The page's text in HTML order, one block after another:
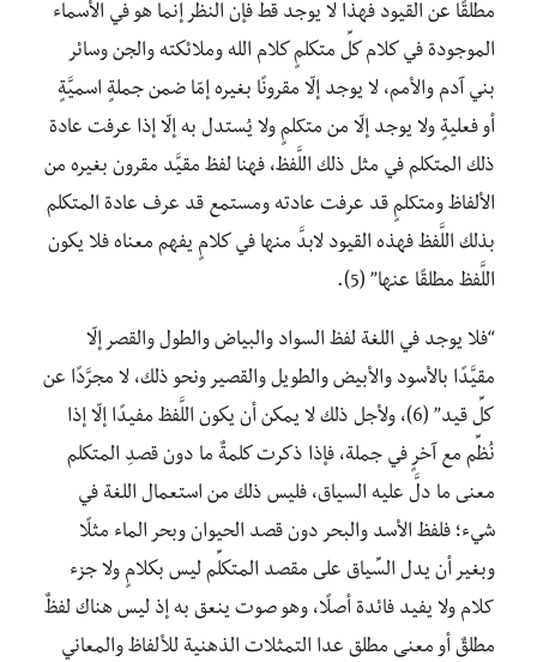
مطلقًا عن القيود فهذا لا يوجد قط فإن النظر إنَّما هو في الأسماء
الموجودة في كلام كلِّ متكلمٍ كلام الله وملائكته والجن وسائر
بني آدم والأمم، لا يوجد إلّا مقرونًا بغيره إمّا ضمن جملةٍ اسميَّةٍ
أو فعليةٍ ولا يوجد إلّا من متکلمٍ ولا يُستدل به إلّا إذا عرفت عادة
ذلك المتكلم في مثل ذلك اللَّفظ، فهنا لفظ مقیَّد مقرون بغيره من
الألفاظ ومتکلمٍ قد عرفت عادته ومستمع قد عرف عادة المتكلم
بذلك اللَّفظ فهذه القيود لابدَّ منها في كلامٍ يفهم معناه فلا يكون
اللَّفظ مطلقًا عنها” (5).
“فلا يوجد في اللغة لفظ السواد والبياض والطول والقصر إلّا
مقيَّدًا بالأسود والأبيض والطويل والقصير ونحو ذلك، لا مجرَّدًا عن
كلِّ قيد” (6)، ولأجل ذلك لا يمكن أن يكون اللَّفظ مفيدًا إلّا إذا
نُظِّم مع آخرٍ في جملة، فإذا ذكرت كلمةٌ ما دون قصدِ المتكلم
معنى ما دلَّ عليه السياق، فليس ذلك من استعمال اللغة في
شيء؛ فلفظ الأسد والبحر دون قصد الحيوان وبحر الماء مثلًا
وبغير أن يدل السِّياق على مقصد المتكلِّم ليس بكلامٍ ولا جزء
کلام ولا يفيد فائدة أصلًا، وهو صوت ينعق به إذ ليس هناك لفظٌ
مطلقٌ أو معنی مطلق عدا التمثلات الذهنية للألفاظ والمعاني